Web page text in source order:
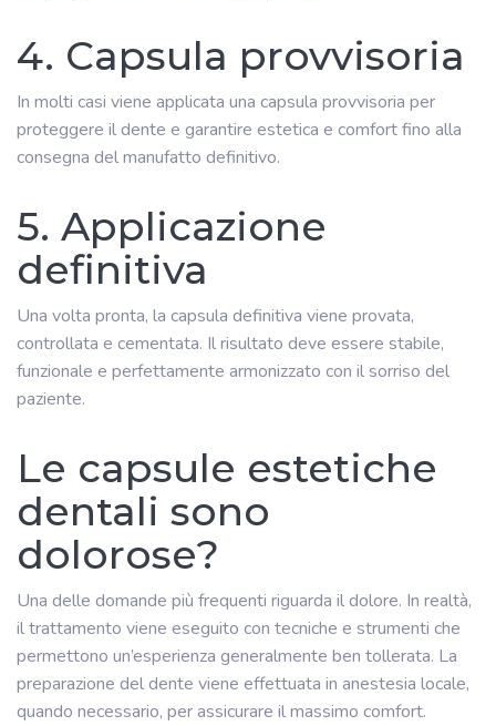
4. Capsula provvisoria
In molti casi viene applicata una capsula provvisoria per
proteggere il dente e garantire estetica e comfort fino alla
consegna del manufatto definitivo.
5. Applicazione
definitiva
Una volta pronta, la capsula definitiva viene provata,
controllata e cementata. Il risultato deve essere stabile,
funzionale e perfettamente armonizzato con il sorriso del
paziente.
Le capsule estetiche
dentali sono
dolorose?
Una delle domande più frequenti riguarda il dolore. In realtà,
il trattamento viene eseguito con tecniche e strumenti che
permettono un’esperienza generalmente ben tollerata. La
preparazione del dente viene effettuata in anestesia locale,
quando necessario, per assicurare il massimo comfort.